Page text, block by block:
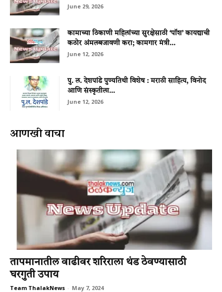
June 29, 2026
कामाच्या ठिकाणी महिलांच्या सुरक्षेसाठी ‘पॉश’ कायद्याची
कठोर अंमलबजावणी करा; कामगार मंत्री...
June 12, 2026
पु. ल. देशपांडे पुण्यतिथी विशेष : मराठी साहित्य, विनोद
आणि संस्कृतीला...
June 12, 2026
आणखी वाचा
तापमानातील वाढीवर शरिराला थंड ठेवण्यासाठी
घरगुती उपाय
Team ThalakNews - May 7, 2024